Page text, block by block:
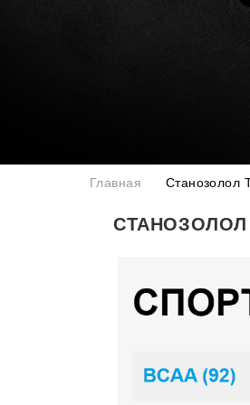
Главная Станозолол
СТАНОЗОЛОЛ